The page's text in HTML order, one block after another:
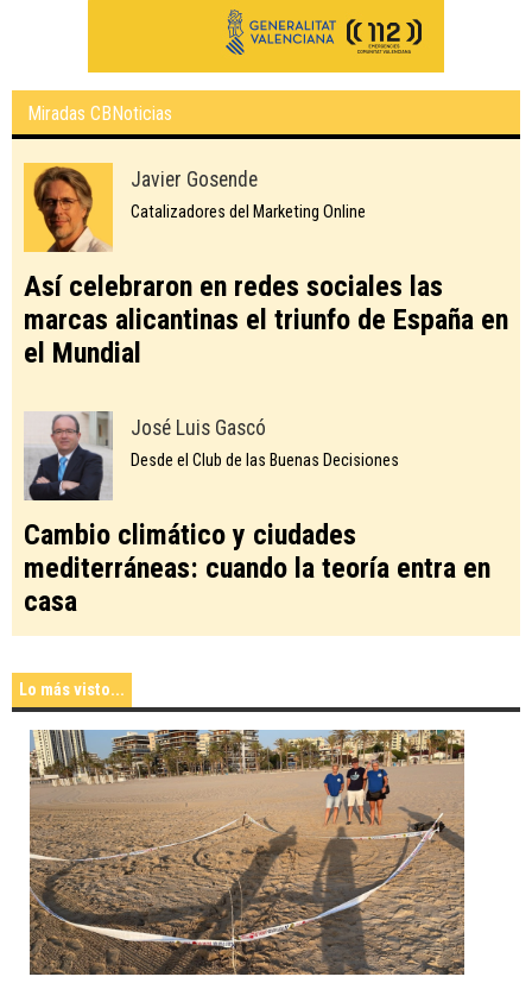
Miradas CBNoticias
Javier Gosende
Catalizadores del Marketing Online
Así celebraron en redes sociales las
marcas alicantinas el triunfo de España en
el Mundial
José Luis Gascó
Desde el Club de las Buenas Decisiones
Cambio climático y ciudades
mediterráneas: cuando la teoría entra en
casa
Lo más visto...